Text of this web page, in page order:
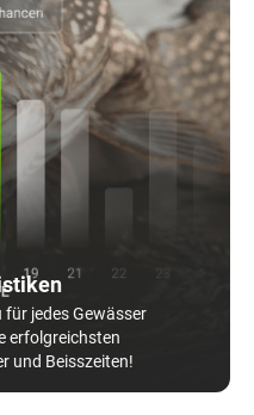
für jedes Gewässer
erfolgreichsten
und Beisszeiten!